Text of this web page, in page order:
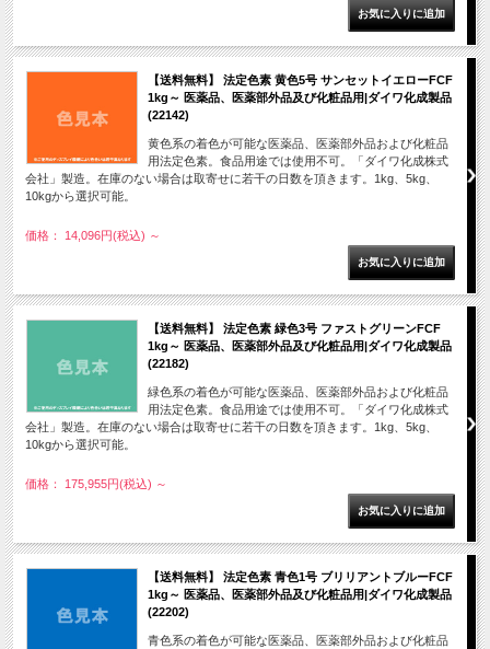
【送料無料】 法定色素 黄色5号 サンセットイエローFCF
1kg～ 医薬品、医薬部外品及び化粧品用|ダイワ化成製品
(22142)
黄色系の着色が可能な医薬品、医薬部外品および化粧品
用法定色素。食品用途では使用不可。「ダイワ化成株式
会社」製造。在庫のない場合は取寄せに若干の日数を頂きます。1kg、5kg、
10kgから選択可能。
価格： 14,096円(税込) ～
【送料無料】 法定色素 緑色3号 ファストグリーンFCF
1kg～ 医薬品、医薬部外品及び化粧品用|ダイワ化成製品
(22182)
緑色系の着色が可能な医薬品、医薬部外品および化粧品
用法定色素。食品用途では使用不可。「ダイワ化成株式
会社」製造。在庫のない場合は取寄せに若干の日数を頂きます。1kg、5kg、
10kgから選択可能。
価格： 175,955円(税込) ～
【送料無料】 法定色素 青色1号 ブリリアントブルーFCF
1kg～ 医薬品、医薬部外品及び化粧品用|ダイワ化成製品
(22202)
青色系の着色が可能な医薬品、医薬部外品および化粧品